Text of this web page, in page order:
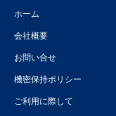
ホーム
会社概要
お問い合せ
機密保持ポリシー
ご利用に際して